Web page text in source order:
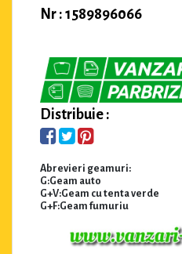
Nr : 1589896066
Distribuie :
Abrevieri geamuri:
G:Geam auto
G+V:Geam cu tenta verde
G+F:Geam fumuriu